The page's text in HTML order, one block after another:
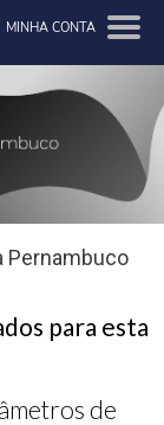
MINHA CONTA
Pernambuco
para esta
de